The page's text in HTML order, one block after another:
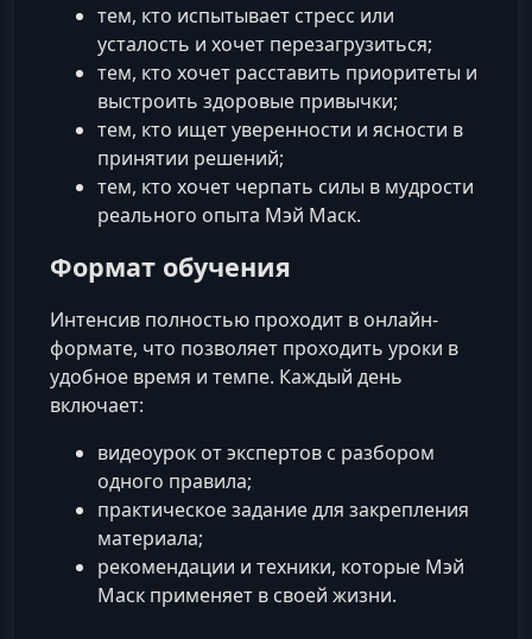
тем, кто испытывает стресс или
усталость и хочет перезагрузиться;
тем, кто хочет расставить приоритеты и
выстроить здоровые привычки;
тем, кто ищет уверенности и ясности в
принятии решений;
тем, кто хочет черпать силы в мудрости
реального опыта Мэй Маск.
Формат обучения
Интенсив полностью проходит в онлайн-
формате, что позволяет проходить уроки в
удобное время и темпе. Каждый день
включает:
видеоурок от экспертов с разбором
одного правила;
практическое задание для закрепления
материала;
рекомендации и техники, которые Мэй
Маск применяет в своей жизни.